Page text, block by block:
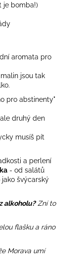
je bomba!)
aromata pro
jsou tak
pro abstinenty"
druhý den
musíš pít
a perlení
- od salátů
švýcarský
alkoholu? Zní to
flašku a ráno
Morava umí